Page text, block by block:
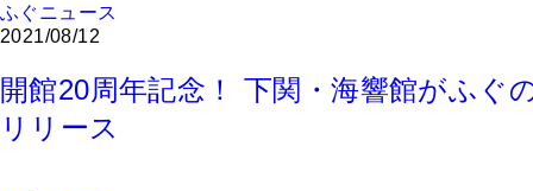
ふぐニュース
2021/08/12
開館20周年記念！ 下関・海響館がふぐ
リリース